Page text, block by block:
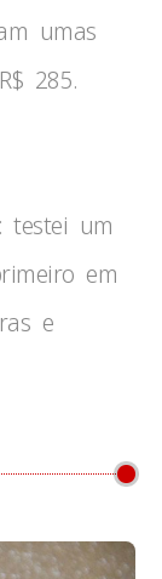
umas
285.
testei um
em
e